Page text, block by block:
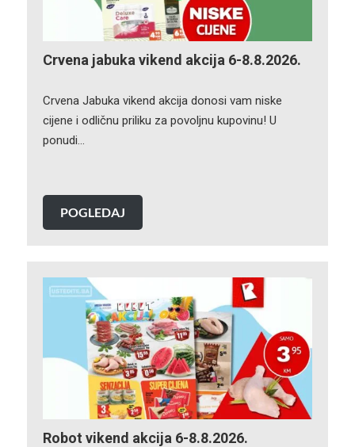
Crvena jabuka vikend akcija 6-8.8.2026.
Crvena Jabuka vikend akcija donosi vam niske
cijene i odličnu priliku za povoljnu kupovinu! U
ponudi…
POGLEDAJ
Robot vikend akcija 6-8.8.2026.